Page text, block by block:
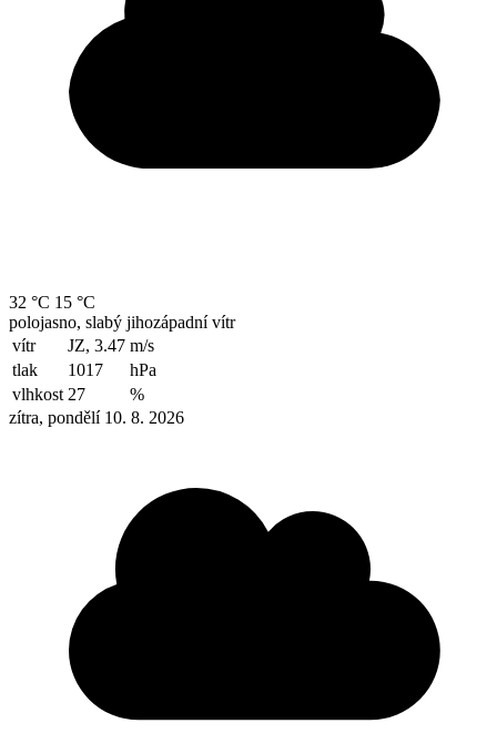
32 °C 15 °C
polojasno, slabý jihozápadní vítr
vítr
JZ, 3.47 m/s
tlak
1017
hPa
vlhkost 27
%
zítra, pondělí 10. 8. 2026